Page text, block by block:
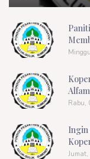
Rabu,
Ingin
Jumat,